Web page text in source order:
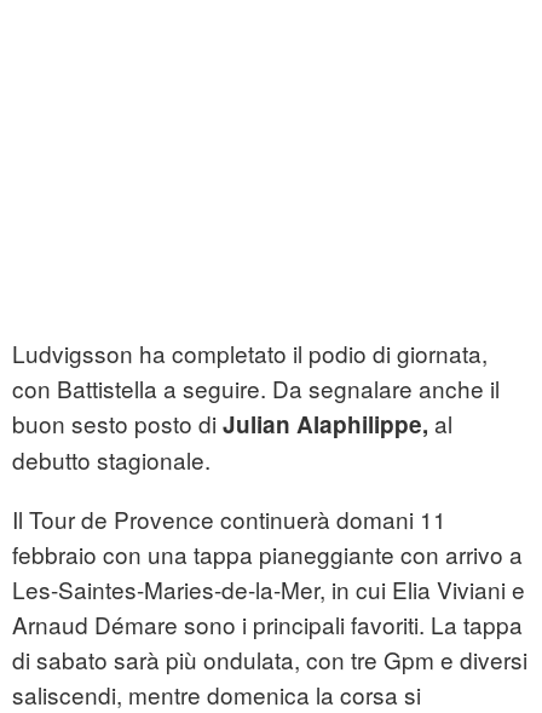
Ludvigsson ha completato il podio di giornata,
con Battistella a seguire. Da segnalare anche il
buon sesto posto di Julian Alaphilippe, al
debutto stagionale.
Il Tour de Provence continuerà domani 11
febbraio con una tappa pianeggiante con arrivo a
Les-Saintes-Maries-de-la-Mer, in cui Elia Viviani e
Arnaud Démare sono i principali favoriti. La tappa
di sabato sarà più ondulata, con tre Gpm e diversi
saliscendi, mentre domenica la corsa si